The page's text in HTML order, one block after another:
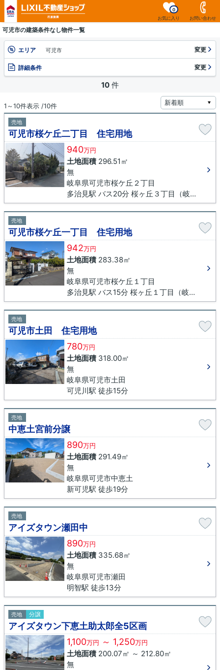
お気に入り
0
お問い合わせ
可児市の建築条件なし物件一覧
エリア 可児市 変更
詳細条件 変更
10 件
1～10件表示 /10件
売地
可児市桜ケ丘二丁目 住宅用地
940万円
土地面積296.51㎡
無
岐阜県可児市桜ケ丘２丁目
多治見駅 バス20分 桜ヶ丘３丁目（岐阜県）下車 徒歩3分
売地
可児市桜ケ丘一丁目 住宅用地
942万円
土地面積283.38㎡
無
岐阜県可児市桜ケ丘１丁目
多治見駅 バス15分 桜ヶ丘１丁目（岐阜県）下車 徒歩5分
売地
可児市土田 住宅用地
780万円
土地面積318.00㎡
無
岐阜県可児市土田
可児川駅 徒歩15分
売地
中恵土宮前分譲
890万円
土地面積291.49㎡
無
岐阜県可児市中恵土
新可児駅 徒歩19分
売地
アイズタウン瀬田中
890万円
土地面積335.68㎡
無
岐阜県可児市瀬田
明智駅 徒歩13分
売地 分譲
アイズタウン下恵土助太郎全5区画
1,100万円 ～ 1,250万円
土地面積200.07㎡ ～ 212.80㎡
無